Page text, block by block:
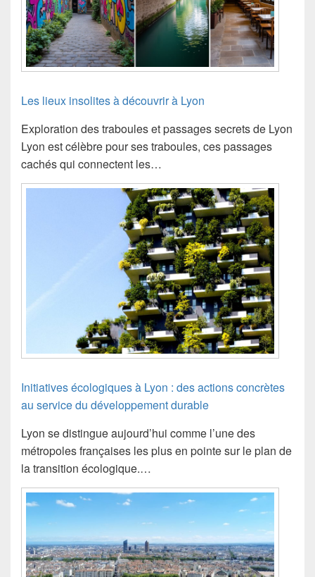
Les lieux insolites à découvrir à Lyon
Exploration des traboules et passages secrets de Lyon
Lyon est célèbre pour ses traboules, ces passages
cachés qui connectent les…
Initiatives écologiques à Lyon : des actions concrètes
au service du développement durable
Lyon se distingue aujourd’hui comme l’une des
métropoles françaises les plus en pointe sur le plan de
la transition écologique.…